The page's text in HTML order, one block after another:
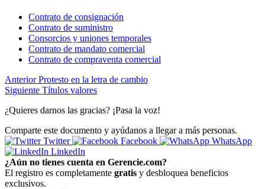
Contrato de consignación
Contrato de suministro
Consorcios y uniones temporales
Contrato de mandato comercial
Contrato de compraventa comercial
Anterior Protesto en la letra de cambio
Siguiente Títulos valores
¿Quieres darnos las gracias? ¡Pasa la voz!
Comparte este documento y ayúdanos a llegar a más personas.
Twitter
Facebook
WhatsApp
LinkedIn
¿Aún no tienes cuenta en Gerencie.com?
El registro es completamente gratis y desbloquea beneficios
exclusivos.